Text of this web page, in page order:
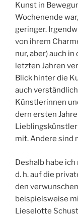
Kunst in
Wochenende
geringer.
von ihrem
nur, aber) auch
letzten Jahren
Blick hinter die
auch
Künstlerinnen
dern ersten
mit. Andere sind
Deshalb habe
d. h. auf die
den
beispielsweise
Lieselotte